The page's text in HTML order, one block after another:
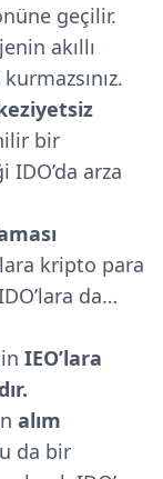
geçilir.
akıllı
bir
arza
kripto para
da…
IEO’lara
alım
da bir